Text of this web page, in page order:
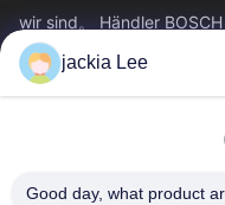
wir sind。 Händler BOSCH
VOLVO CUMMINS
0086 159 2067 9523.
Schnelllinks
Über Uns
jackia Lee
Good day, what product